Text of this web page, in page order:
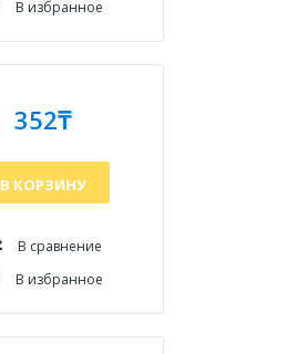
В избранное
352₸
В КОРЗИНУ
В сравнение
В избранное